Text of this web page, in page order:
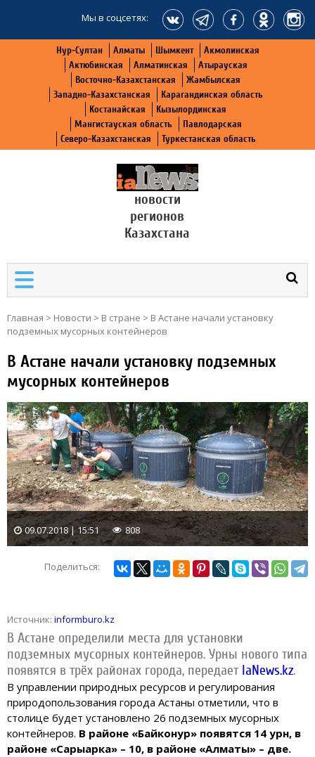
Мы в соцсетях:
Нур-Султан Алматы Шымкент
Акмолинская
Актюбинская
Алматинская
Атырауская
Восточно-Казахстанская
Жамбылская
Западно-Казахстанская
Карагандинская область
Костанайская
Кызылординская
Мангистауская область
Павлодарская
Северо-Казахстанская
Туркестанская область
новости
регионов
Казахстана
Главная > Новости > В стране > В Астане начали установку
подземных мусорных контейнеров
В Астане начали установку подземных
мусорных контейнеров
09.07.2018 | 15:51 808
Поделиться:
Источник: informburo.kz
В Астане определили места для установки
подземных мусорных контейнеров. Урны нового типа
появятся в трёх районах города, передает IaNews.kz.
В управлении природных ресурсов и регулирования
природопользования города Астаны отметили, что в
столице будет установлено 26 подземных мусорных
контейнеров. В районе «Байконур» появятся 14 урн, в
районе «Сарыарка» – 10, в районе «Алматы» – две.